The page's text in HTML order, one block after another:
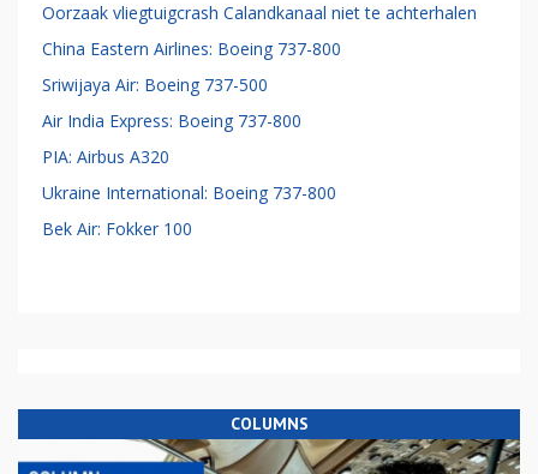
Oorzaak vliegtuigcrash Calandkanaal niet te achterhalen
China Eastern Airlines: Boeing 737-800
Sriwijaya Air: Boeing 737-500
Air India Express: Boeing 737-800
PIA: Airbus A320
Ukraine International: Boeing 737-800
Bek Air: Fokker 100
COLUMNS